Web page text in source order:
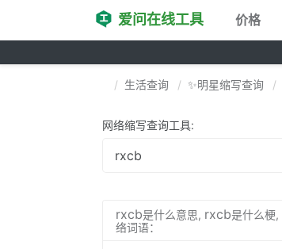
爱问在线工具 价格
生活查询 ✨明星缩写查询
网络缩写查询工具:
rxcb是什么意思, rxcb是什么梗,
络词语：